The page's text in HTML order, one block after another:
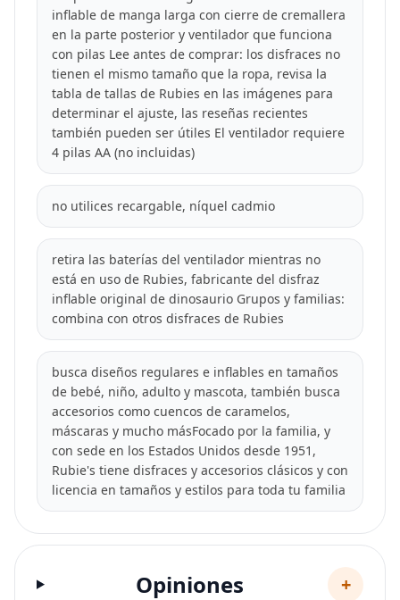
inflable de manga larga con cierre de cremallera
en la parte posterior y ventilador que funciona
con pilas Lee antes de comprar: los disfraces no
tienen el mismo tamaño que la ropa, revisa la
tabla de tallas de Rubies en las imágenes para
determinar el ajuste, las reseñas recientes
también pueden ser útiles El ventilador requiere
4 pilas AA (no incluidas)
no utilices recargable, níquel cadmio
retira las baterías del ventilador mientras no
está en uso de Rubies, fabricante del disfraz
inflable original de dinosaurio Grupos y familias:
combina con otros disfraces de Rubies
busca diseños regulares e inflables en tamaños
de bebé, niño, adulto y mascota, también busca
accesorios como cuencos de caramelos,
máscaras y mucho másFocado por la familia, y
con sede en los Estados Unidos desde 1951,
Rubie's tiene disfraces y accesorios clásicos y con
licencia en tamaños y estilos para toda tu familia
Opiniones +